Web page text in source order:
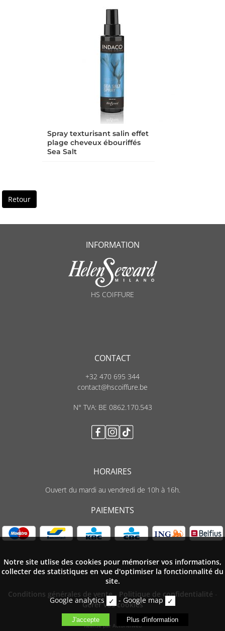
Spray texturisant salin effet
plage cheveux ébouriffés
Sea Salt
Retour
INFORMATION
HS COIFFURE
CONTACT
+32 470 695 344
contact@hscoiffure.be
N° TVA: BE 0862.170.543
HORAIRES
Ouvert du mardi au vendredi de 10h à 16h.
PAIEMENTS
Conditions générales de vente- Politique de confidentialité
Gèrer vos cookies
Réalisé par Actorielweb
Notre site utlise des cookies pour mémoriser vos informations,
collecter des statistiques en vue d'optimiser la fonctionnalité du
site.
Google analytics
- Google map